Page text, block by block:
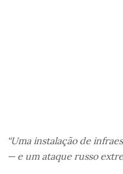
“Uma instalação de
— e um ataque russo